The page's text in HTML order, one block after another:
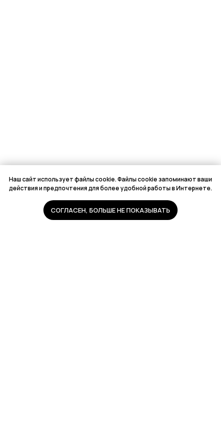
Наш сайт использует файлы cookie. Файлы cookie запоминают ваши
действия и предпочтения для более удобной работы в Интернете.
СОГЛАСЕН, БОЛЬШЕ НЕ ПОКАЗЫВАТЬ